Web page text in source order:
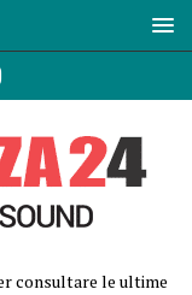
consultare le ultime